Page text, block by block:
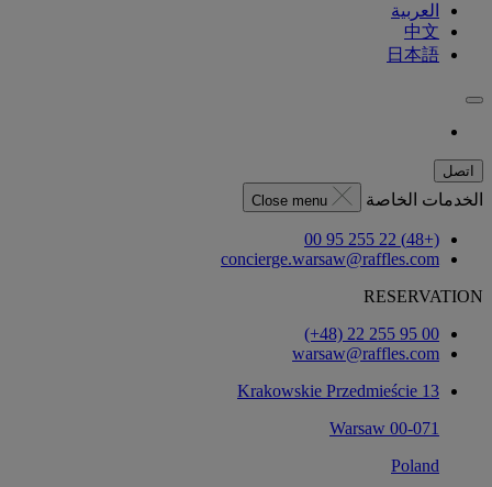
العربية
中文
日本語
اتصل
الخدمات الخاصة Close menu
(+48) 22 255 95 00
concierge.warsaw@raffles.com
RESERVATION
‎(+48) 22 255 95 00‏
warsaw@raffles.com
Krakowskie Przedmieście 13
00-071 Warsaw
Poland